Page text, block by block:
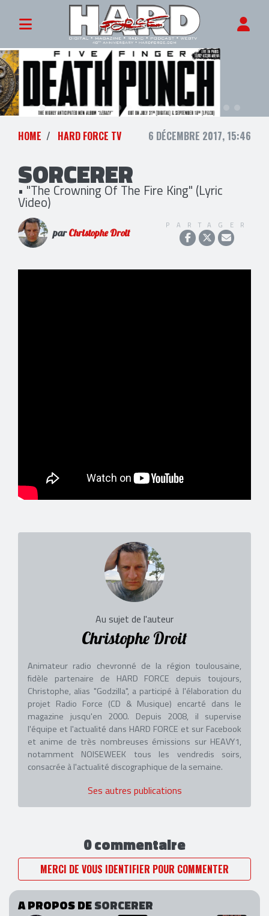
HOME HARD FORCE TV 6 DÉCEMBRE 2017, 15:46
SORCERER
• "The Crowning Of The Fire King" (Lyric
Video)
parChristophe Droit
PARTAGER
Au sujet de l'auteur
Christophe Droit
Animateur radio chevronné de la région toulousaine,
fidèle partenaire de HARD FORCE depuis toujours,
Christophe, alias "Godzilla", a participé à l'élaboration du
projet Radio Force (CD & Musique) encarté dans le
magazine jusqu'en 2000. Depuis 2008, il supervise
l'équipe et l'actualité dans HARD FORCE et sur Facebook
et anime de très nombreuses émissions sur HEAVY1,
notamment NOISEWEEK tous les vendredis soirs,
consacrée à l'actualité discographique de la semaine.
Ses autres publications
0 commentaire
MERCI DE VOUS IDENTIFIER POUR COMMENTER
A PROPOS DESORCERER